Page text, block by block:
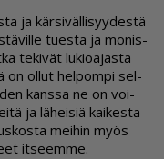
ja kär­si­väl­li­syy­des­tä
tu­es­ta ja mo­nis­
te­ki­vät lu­ki­oa­jas­ta
on ol­lut hel­pom­pi sel­
kans­sa ne on voi­
ja lä­hei­siä kai­kes­ta
mei­hin myös
it­seem­me.